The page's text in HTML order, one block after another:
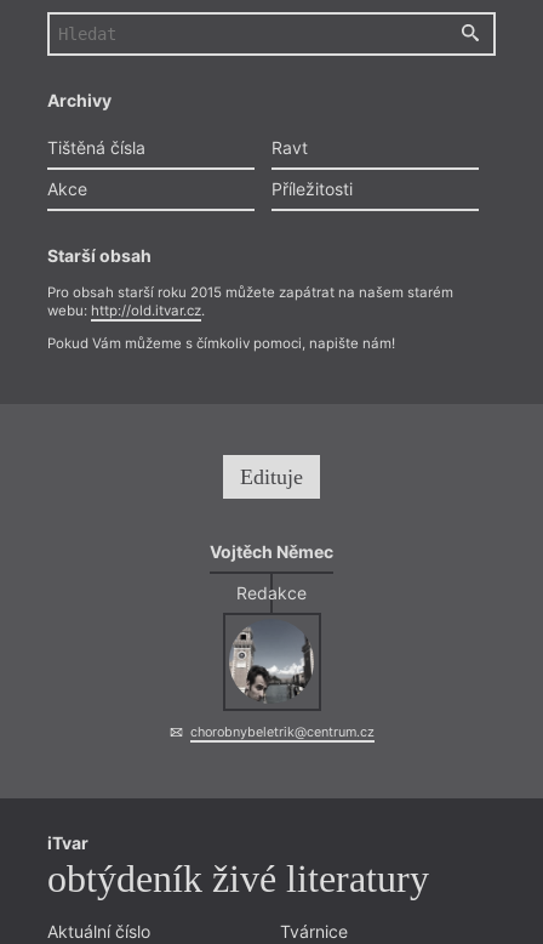
Archivy
Tištěná čísla
Ravt
Akce
Příležitosti
Starší obsah
Pro obsah starší roku 2015 můžete zapátrat na našem starém
webu: http://old.itvar.cz.
Pokud Vám můžeme s čímkoliv pomoci, napište nám!
Edituje
Vojtěch Němec
Redakce
chorobnybeletrik@centrum.cz
iTvar
obtýdeník živé literatury
Aktuální číslo
Tvárnice